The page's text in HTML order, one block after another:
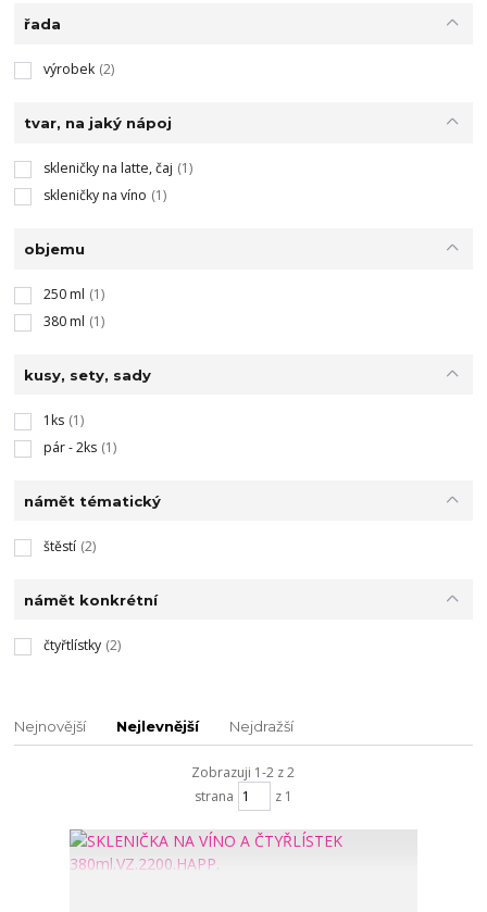
řada
výrobek (2)
tvar, na jaký nápoj
skleničky na latte, čaj (1)
skleničky na víno (1)
objemu
250 ml (1)
380 ml (1)
kusy, sety, sady
1ks (1)
pár - 2ks (1)
námět tématický
štěstí (2)
námět konkrétní
čtyřtlístky (2)
Nejnovější Nejlevnější Nejdražší
Zobrazuji 1-2 z 2
strana
z 1